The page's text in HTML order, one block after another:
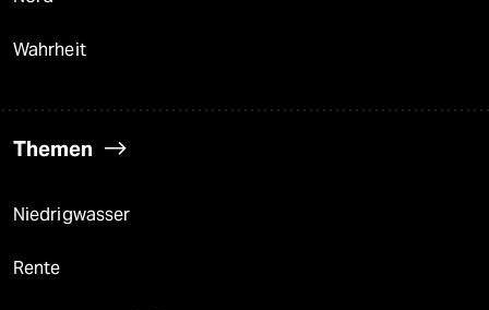
Wahrheit
Themen
Niedrigwasser
Rente